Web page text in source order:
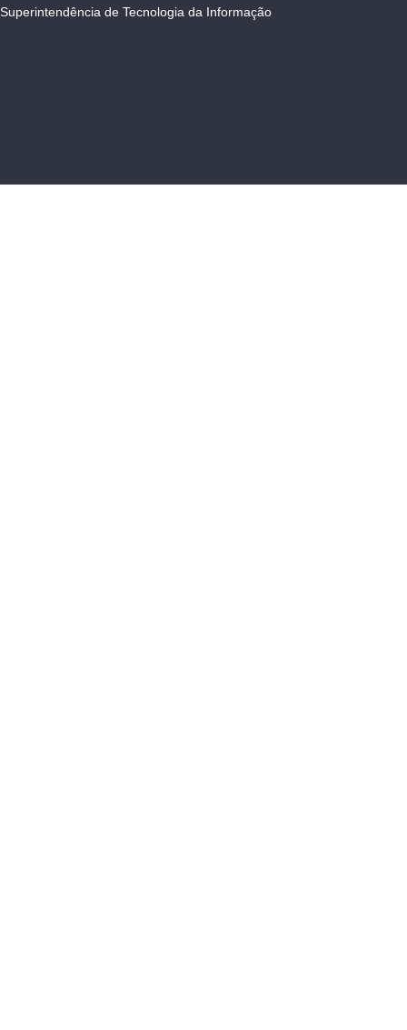
Superintendência de Tecnologia da Informação